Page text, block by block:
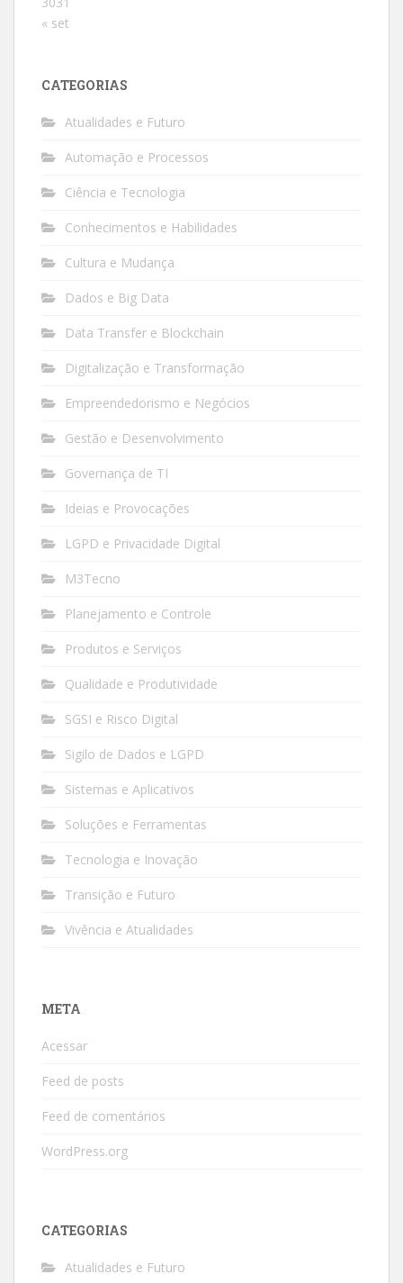
« set
CATEGORIAS
Atualidades e Futuro
Automação e Processos
Ciência e Tecnologia
Conhecimentos e Habilidades
Cultura e Mudança
Dados e Big Data
Data Transfer e Blockchain
Digitalização e Transformação
Empreendedorismo e Negócios
Gestão e Desenvolvimento
Governança de TI
Ideias e Provocações
LGPD e Privacidade Digital
M3Tecno
Planejamento e Controle
Produtos e Serviços
Qualidade e Produtividade
SGSI e Risco Digital
Sigilo de Dados e LGPD
Sistemas e Aplicativos
Soluções e Ferramentas
Tecnologia e Inovação
Transição e Futuro
Vivência e Atualidades
META
Acessar
Feed de posts
Feed de comentários
WordPress.org
CATEGORIAS
Atualidades e Futuro